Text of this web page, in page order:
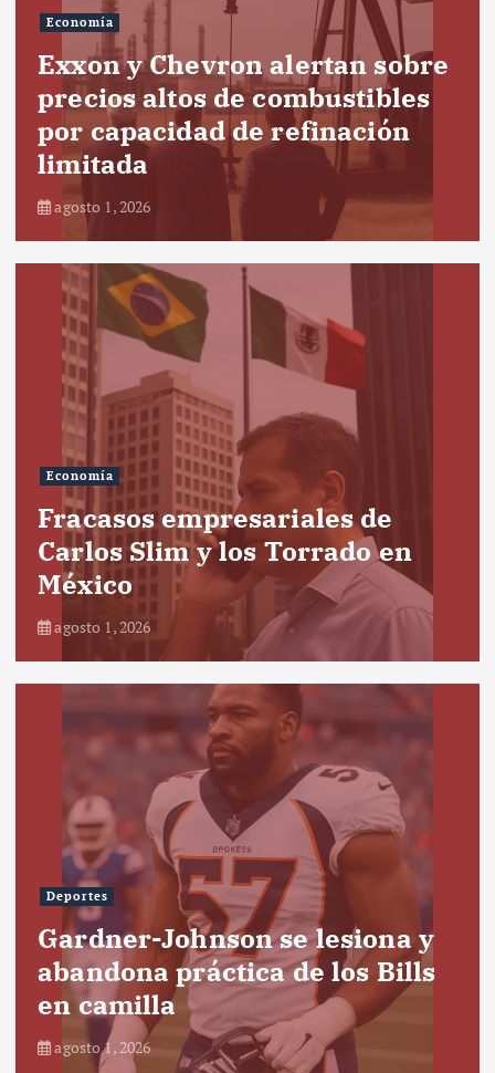
Economía
Exxon y Chevron alertan sobre
precios altos de combustibles
por capacidad de refinación
limitada
agosto 1, 2026
Economía
Fracasos empresariales de
Carlos Slim y los Torrado en
México
agosto 1, 2026
Deportes
Gardner-Johnson se lesiona y
abandona práctica de los Bills
en camilla
agosto 1, 2026